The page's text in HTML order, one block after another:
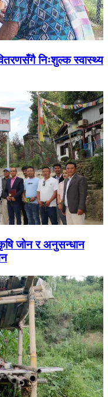
निःशुल्क स्वास्थ्य
जोन र अनुसन्धान